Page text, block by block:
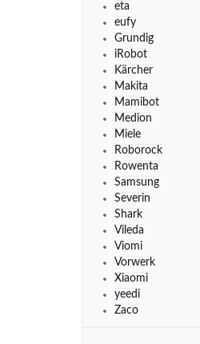
eta
eufy
Grundig
iRobot
Kärcher
Makita
Mamibot
Medion
Miele
Roborock
Rowenta
Samsung
Severin
Shark
Vileda
Viomi
Vorwerk
Xiaomi
yeedi
Zaco